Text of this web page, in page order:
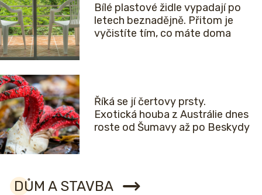
Bílé plastové židle vypadají po
letech beznadějně. Přitom je
vyčistíte tím, co máte doma
Říká se jí čertovy prsty.
Exotická houba z Austrálie dnes
roste od Šumavy až po Beskydy
DŮM A STAVBA